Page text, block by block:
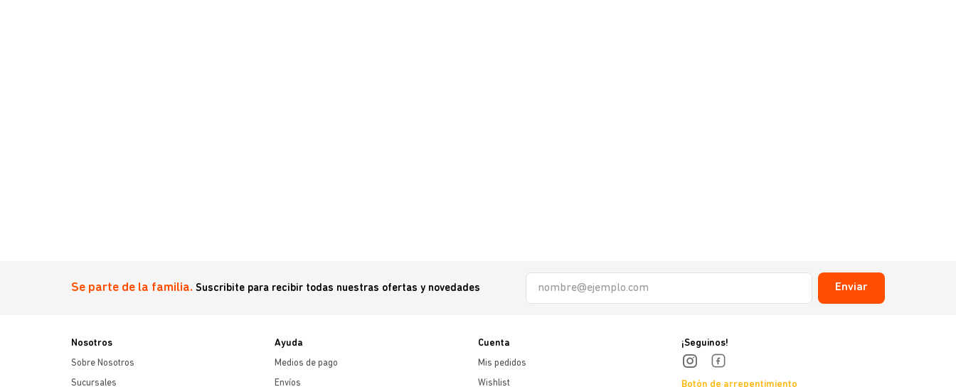
Se parte de la familia. Suscribite para recibir todas nuestras ofertas y novedades Enviar
Nosotros
Sobre Nosotros
Sucursales
Ayuda
Medios de pago
Envíos
Cuenta
Mis pedidos
Wishlist
¡Seguinos!
Botón de arrepentimiento